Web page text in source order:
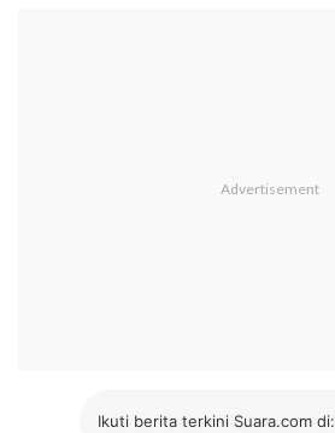
Ikuti berita terkini Suara.com di: